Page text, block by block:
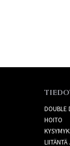
DOUBLE
HOITO
LIITÄNTÄ